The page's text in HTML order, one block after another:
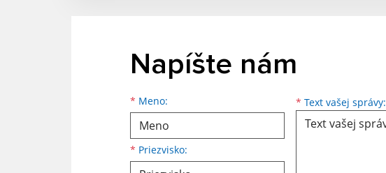
Napíšte nám
* Meno:
Meno
* Priezvisko:
Priezvisko
E-mailová adresa * Text vašej správy: